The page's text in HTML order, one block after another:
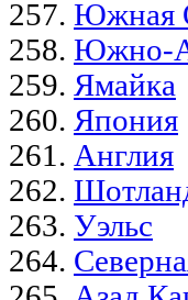
Южная
Южно-
Ямайка
Япония
Англия
Уэльс